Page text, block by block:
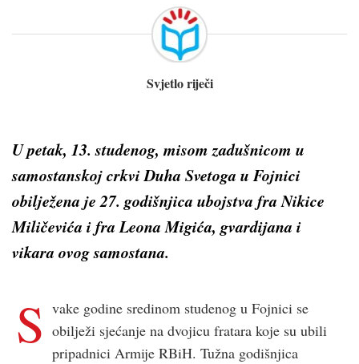
Svjetlo riječi
U petak, 13. studenog, misom zadušnicom u
samostanskoj crkvi Duha Svetoga u Fojnici
obilježena je 27. godišnjica ubojstva fra Nikice
Miličevića i fra Leona Migića, gvardijana i
vikara ovog samostana.
S vake godine sredinom studenog u Fojnici se
obilježi sjećanje na dvojicu fratara koje su ubili
pripadnici Armije RBiH. Tužna godišnjica